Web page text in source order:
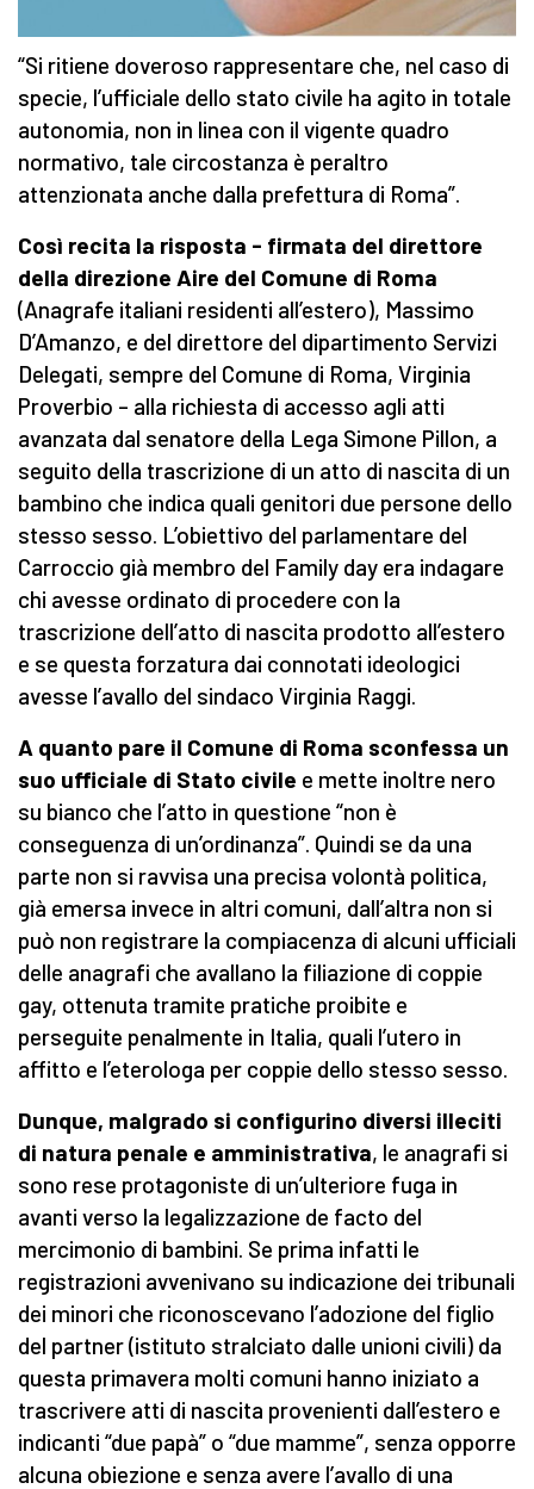
“Si ritiene doveroso rappresentare che, nel caso di
specie, l’ufficiale dello stato civile ha agito in totale
autonomia, non in linea con il vigente quadro
normativo, tale circostanza è peraltro
attenzionata anche dalla prefettura di Roma”.
Così recita la risposta - firmata del direttore
della direzione Aire del Comune di Roma
(Anagrafe italiani residenti all’estero), Massimo
D’Amanzo, e del direttore del dipartimento Servizi
Delegati, sempre del Comune di Roma, Virginia
Proverbio – alla richiesta di accesso agli atti
avanzata dal senatore della Lega Simone Pillon, a
seguito della trascrizione di un atto di nascita di un
bambino che indica quali genitori due persone dello
stesso sesso. L’obiettivo del parlamentare del
Carroccio già membro del Family day era indagare
chi avesse ordinato di procedere con la
trascrizione dell’atto di nascita prodotto all’estero
e se questa forzatura dai connotati ideologici
avesse l’avallo del sindaco Virginia Raggi.
A quanto pare il Comune di Roma sconfessa un
suo ufficiale di Stato civile e mette inoltre nero
su bianco che l’atto in questione “non è
conseguenza di un’ordinanza”. Quindi se da una
parte non si ravvisa una precisa volontà politica,
già emersa invece in altri comuni, dall’altra non si
può non registrare la compiacenza di alcuni ufficiali
delle anagrafi che avallano la filiazione di coppie
gay, ottenuta tramite pratiche proibite e
perseguite penalmente in Italia, quali l’utero in
affitto e l’eterologa per coppie dello stesso sesso.
Dunque, malgrado si configurino diversi illeciti
di natura penale e amministrativa, le anagrafi si
sono rese protagoniste di un’ulteriore fuga in
avanti verso la legalizzazione de facto del
mercimonio di bambini. Se prima infatti le
registrazioni avvenivano su indicazione dei tribunali
dei minori che riconoscevano l’adozione del figlio
del partner (istituto stralciato dalle unioni civili) da
questa primavera molti comuni hanno iniziato a
trascrivere atti di nascita provenienti dall’estero e
indicanti “due papà” o “due mamme”, senza opporre
alcuna obiezione e senza avere l’avallo di una